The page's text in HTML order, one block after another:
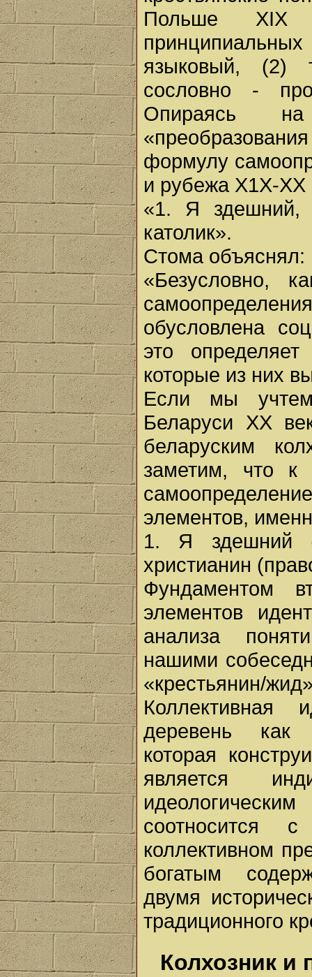
Польше XIX
принципиальных
языковый, (2)
сословно -
Опираясь
формулу
и рубежа Х1Х-ХХ
«1. Я здешний,
католик».
Стома объяснял:
«Безусловно,
обусловлена
это
которые из них
Если мы учтем
Беларуси XX
беларуским
заметим, что к
элементов,
1. Я здешний
христианин
Фундаментом
элементов
анализа
нашими
«крестьянин/
Коллективная
деревень как
которая
является
соотносится
коллективном
богатым
двумя
традиционного
Колхозник и